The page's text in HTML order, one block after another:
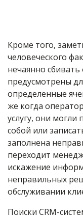
Кроме того,
человеческого
нечаянно
предусмотрены
определенные
же когда
услугу, они
собой или
заполнена
переходит
искажение
неправильных
обслуживании
Поиски CRM-